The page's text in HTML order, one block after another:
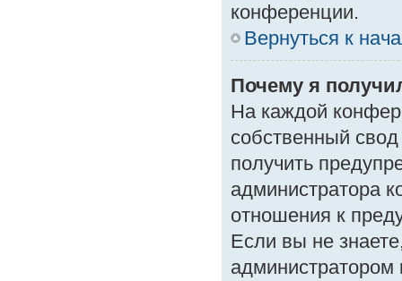
конференции.
Вернуться к
Почему я
На каждой
собственный
получить
администратора
отношения к
Если вы не